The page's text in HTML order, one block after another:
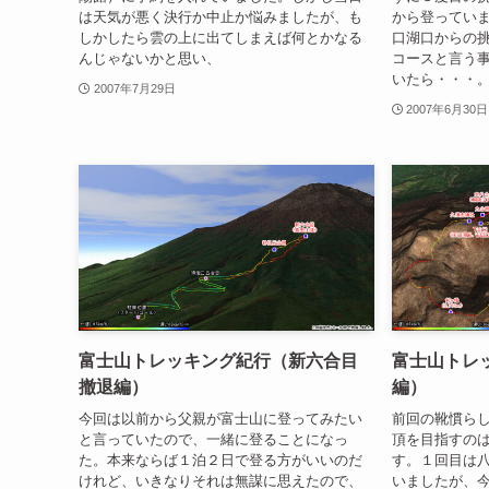
は天気が悪く決行か中止か悩みましたが、も
しかしたら雲の上に出てしまえば何とかなる
んじゃないかと思い、
2007年7月29日
から登ってい
口湖口からの
コースと言う
いたら・・・
2007年6月30日
富士山トレッキング紀行（新六合目
撤退編）
今回は以前から父親が富士山に登ってみたい
と言っていたので、一緒に登ることになっ
た。本来ならば１泊２日で登る方がいいのだ
けれど、いきなりそれは無謀に思えたので、
富士山トレ
編）
前回の靴慣ら
頂を目指すの
す。１回目は
いましたが、